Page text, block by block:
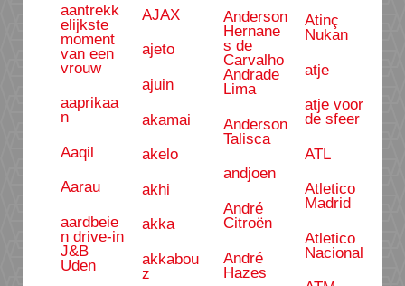
aantrekk
elijkste
moment
van een
vrouw
aaprikaa
n
Aaqil
Aarau
aardbeie
n drive-in
J&B
Uden
AJAX
ajeto
ajuin
akamai
akelo
akhi
akka
akkabou
z
Anderson
Hernane
s de
Carvalho
Andrade
Lima
Anderson
Talisca
andjoen
André
Citroën
André
Hazes
Atinç
Nukan
atje
atje voor
de sfeer
ATL
Atletico
Madrid
Atletico
Nacional